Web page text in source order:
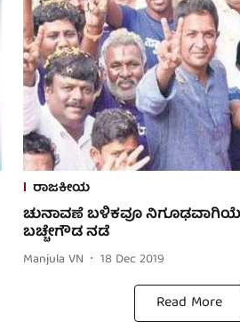
ರಾಜಕೀಯ
ಚುನಾವಣೆ ಬಳಿಕವೂ
ಬಚ್ಚೇಗೌಡ ನಡೆ
Manjula VN 18 Dec 2019
Read More